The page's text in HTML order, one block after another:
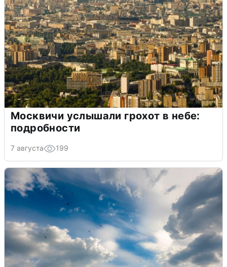
Москвичи услышали грохот в небе:
подробности
7 августа 199